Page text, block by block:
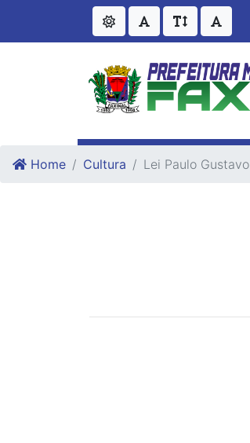
Ir para o conteudo
Ir para o fim do conteudo
Home Cultura Lei Paulo Gustavo